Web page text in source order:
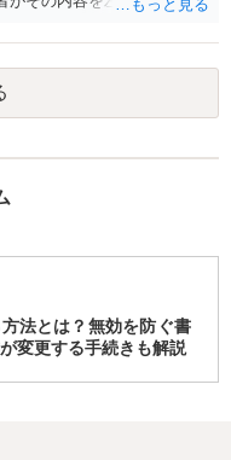
法とは？無効を防ぐ書
変更する手続きも解説